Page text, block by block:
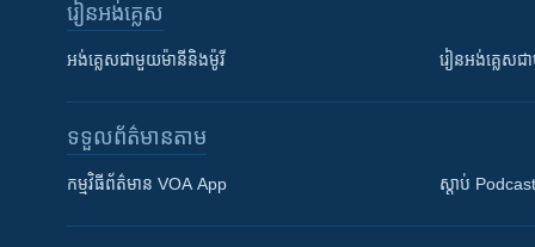
រៀន​​អង់គ្លេស
អង់គ្លេស​ជាមួយ​ម៉ានី​និង​ម៉ូរី រៀន​​​​​​អង់គ្លេស​​
ទទួល​ព័ត៌មាន​តាម
កម្មវិធី​ព័ត៌មាន VOA App ស្តាប់